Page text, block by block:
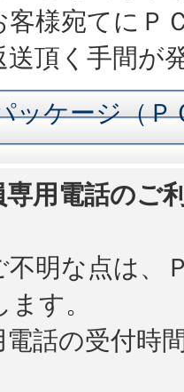
客様宛てにＰ
送頂く手間が
ケージ（Ｐ
専用電話のご
明な点は、
す。
電話の受付時